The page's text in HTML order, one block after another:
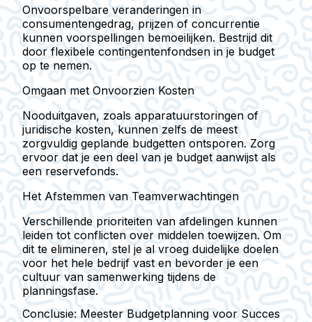
Onvoorspelbare veranderingen in
consumentengedrag, prijzen of concurrentie
kunnen voorspellingen bemoeilijken. Bestrijd dit
door flexibele contingentenfondsen in je budget
op te nemen.
Omgaan met Onvoorzien Kosten
Nooduitgaven, zoals apparatuurstoringen of
juridische kosten, kunnen zelfs de meest
zorgvuldig geplande budgetten ontsporen. Zorg
ervoor dat je een deel van je budget aanwijst als
een reservefonds.
Het Afstemmen van Teamverwachtingen
Verschillende prioriteiten van afdelingen kunnen
leiden tot conflicten over middelen toewijzen. Om
dit te elimineren, stel je al vroeg duidelijke doelen
voor het hele bedrijf vast en bevorder je een
cultuur van samenwerking tijdens de
planningsfase.
Conclusie: Meester Budgetplanning voor Succes